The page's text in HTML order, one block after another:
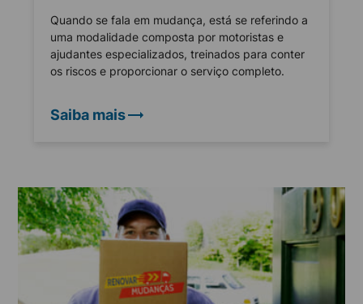
Quando se fala em mudança, está se referindo a
uma modalidade composta por motoristas e
ajudantes especializados, treinados para conter
os riscos e proporcionar o serviço completo.
Saiba mais